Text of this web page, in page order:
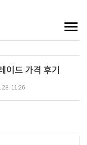
이드 가격 후기
28. 11:26